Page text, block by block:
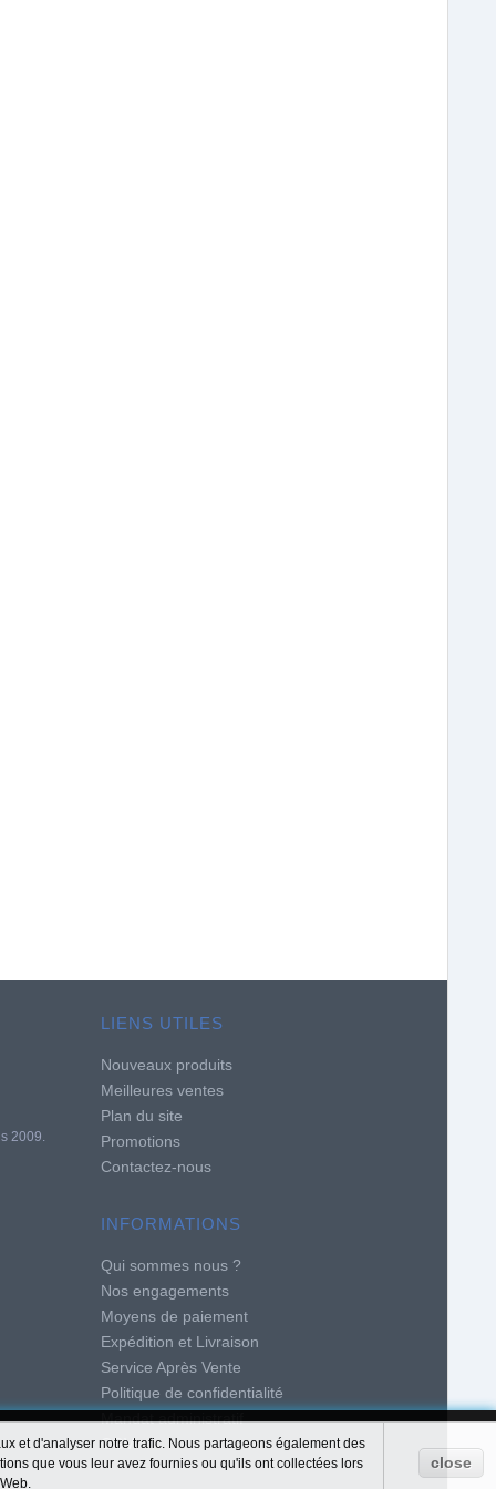
2009.
et d'analyser notre trafic. Nous partageons également des
que vous leur avez fournies ou qu'ils ont collectées lors
close
LIENS UTILES
Nouveaux produits
Meilleures ventes
Plan du site
Promotions
Contactez-nous
INFORMATIONS
Qui sommes nous ?
Nos engagements
Moyens de paiement
Expédition et Livraison
Service Après Vente
Politique de confidentialité
Mandat administratif
CGV